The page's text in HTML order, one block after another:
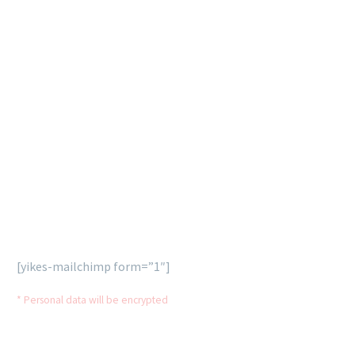
[yikes-mailchimp form=”1″]
* Personal data will be encrypted